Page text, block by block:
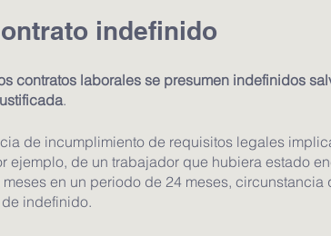
indefinido
contratos laborales se presumen indefinidos
.
de incumplimiento de requisitos legales
ejemplo, de un trabajador que hubiera estado
en un periodo de 24 meses, circunstancia
indefinido.